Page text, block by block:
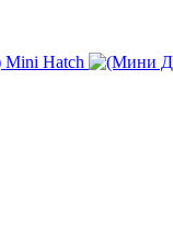
Mini Hatch